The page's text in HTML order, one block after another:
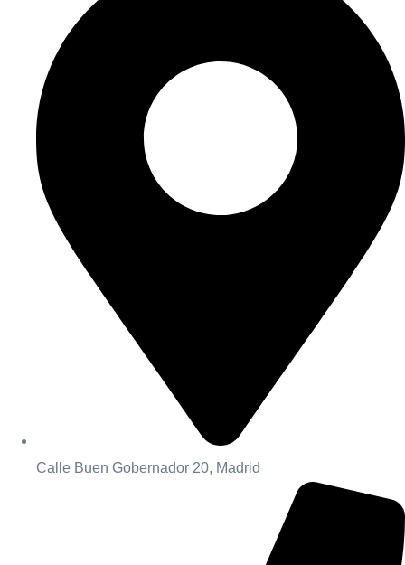
Calle Buen Gobernador 20, Madrid